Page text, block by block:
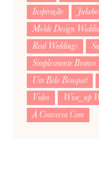
Inspiração
Molde Design
Real Weddings
Simplesmente Branco
Um Belo Bouquet
Video
Wise_up
À Conversa Com